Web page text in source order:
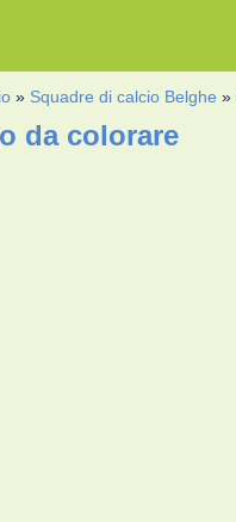
» Squadre di calcio Belghe »
da colorare